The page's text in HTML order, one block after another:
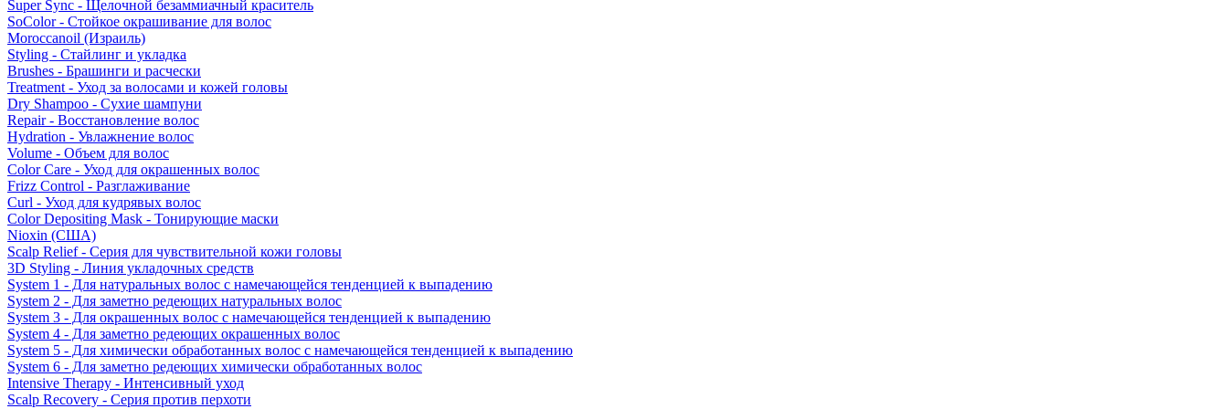
Super Sync - Щелочной безаммиачный краситель
SoColor - Стойкое окрашивание для волос
Moroccanoil (Израиль)
Styling - Стайлинг и укладка
Brushes - Брашинги и расчески
Treatment - Уход за волосами и кожей головы
Dry Shampoo - Сухие шампуни
Repair - Восстановление волос
Hydration - Увлажнение волос
Volume - Объем для волос
Color Care - Уход для окрашенных волос
Frizz Control - Разглаживание
Curl - Уход для кудрявых волос
Color Depositing Mask - Тонирующие маски
Nioxin (США)
Scalp Relief - Серия для чувствительной кожи головы
3D Styling - Линия укладочных средств
System 1 - Для натуральных волос с намечающейся тенденцией к выпадению
System 2 - Для заметно редеющих натуральных волос
System 3 - Для окрашенных волос с намечающейся тенденцией к выпадению
System 4 - Для заметно редеющих окрашенных волос
System 5 - Для химически обработанных волос с намечающейся тенденцией к выпадению
System 6 - Для заметно редеющих химически обработанных волос
Intensive Therapy - Интенсивный уход
Scalp Recovery - Серия против перхоти